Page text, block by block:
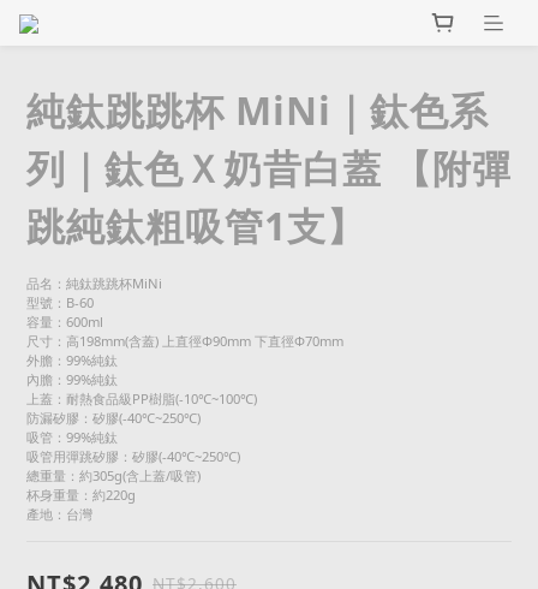
純鈦跳跳杯 MiNi｜鈦色系
列｜鈦色Ｘ奶昔白蓋 【附彈
跳純鈦粗吸管1支】
品名：純鈦跳跳杯MiNi
型號：B-60
容量：600ml
尺寸：高198mm(含蓋) 上直徑Φ90mm 下直徑Φ70mm
外膽：99%純鈦
內膽：99%純鈦
上蓋：耐熱食品級PP樹脂(-10℃~100℃)
防漏矽膠：矽膠(-40℃~250℃)
吸管：99%純鈦
吸管用彈跳矽膠：矽膠(-40℃~250℃)
總重量：約305g(含上蓋/吸管)
杯身重量：約220g
產地：台灣
NT$2,600